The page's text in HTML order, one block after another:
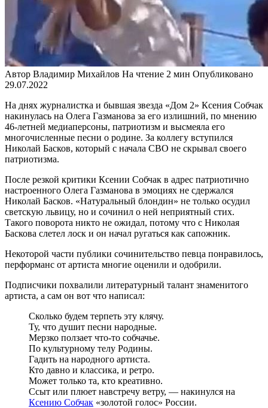
Автор Владимир Михайлов На чтение 2 мин Опубликовано
29.07.2022
На днях журналистка и бывшая звезда «Дом 2» Ксения Собчак
накинулась на Олега Газманова за его излишний, по мнению
46-летней медиаперсоны, патриотизм и высмеяла его
многочисленные песни о родине. За коллегу вступился
Николай Басков, который с начала СВО не скрывал своего
патриотизма.
После резкой критики Ксении Собчак в адрес патриотично
настроенного Олега Газманова в эмоциях не сдержался
Николай Басков. «Натуральный блондин» не только осудил
светскую львицу, но и сочинил о ней неприятный стих.
Такого поворота никто не ожидал, потому что с Николая
Баскова слетел лоск и он начал ругаться как сапожник.
Некоторой части публики сочинительство певца понравилось,
перформанс от артиста многие оценили и одобрили.
Подписчики похвалили литературный талант знаменитого
артиста, а сам он вот что написал:
Сколько будем терпеть эту клячу.
Ту, что душит песни народные.
Мерзко ползает что-то собчачье.
По культурному телу Родины.
Гадить на народного артиста.
Кто давно и классика, и ретро.
Может только та, кто креативно.
Ссыт или плюет навстречу ветру, — накинулся на
Ксению Собчак «золотой голос» России.